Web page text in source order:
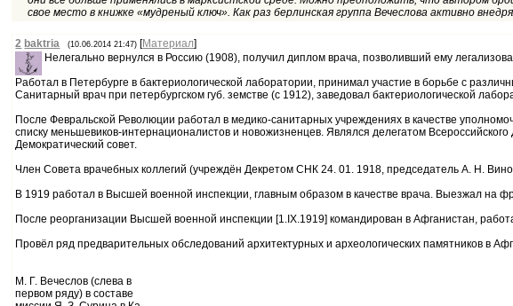
свое место в книжке «мудреный ключ». Как раз берлинская группа Вечеслова активно
2 baktria (10.06.2014 21:47) [Материал]
Нелегально вернулся в Россию (1908), получил диплом врача, позволивший ему
Работал в Петербурге в бактериологической лаборатории, принимал участие в борьбе с
Санитарный врач при петербургском губ. земстве (с 1912), заведовал бактериологической
После Февральской Революции работал в медико-санитарных учреждениях в качестве
списку меньшевиков-интернационалистов и новожизненцев. Являлся делегатом
Демократический совет.
Член Совета врачебных коллегий (учреждён Декретом СНК 24. 01. 1918, председатель А. Н.
В 1919 работал в Высшей военной инспекции, главным образом в качестве врача. Выезжал
После реорганизации Высшей военной инспекции [1.IX.1919] командирован в Афганистан,
Провёл ряд предварительных обследований архитектурных и археологических памятников в
М. Г. Вечеслов (слева в
первом ряду) в составе